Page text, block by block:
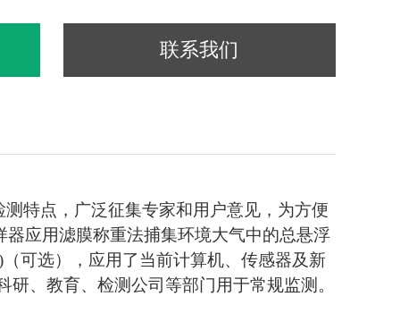
联系我们
测特点，广泛征集专家和用户意见，为方便
应用滤膜称重法捕集环境大气中的总悬浮
可选），应用了当前计算机、传感器及新
、教育、检测公司等部门用于常规监测。